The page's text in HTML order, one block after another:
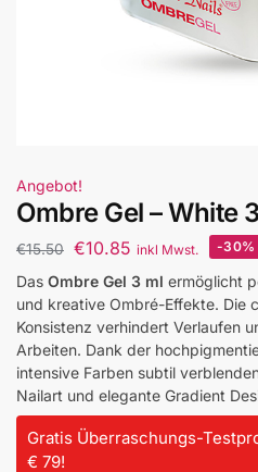
Angebot!
Ombre Gel – White
€15.50 €10.85 inkl Mwst. -30%
Das Ombre Gel 3 ml ermöglicht
und kreative Ombré-Effekte. Die
Konsistenz verhindert Verlaufen
Arbeiten. Dank der
intensive Farben subtil
Nailart und elegante Gradient
Gratis Überraschungs-
€ 79!